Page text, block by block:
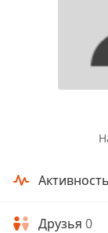
Активность
Друзья 0